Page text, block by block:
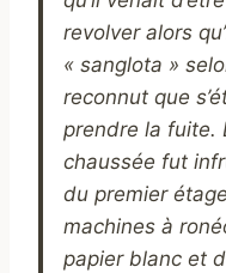
revolver alors
« sanglota »
reconnut que
prendre la fuite.
chaussée fut
du premier
machines à
papier blanc et